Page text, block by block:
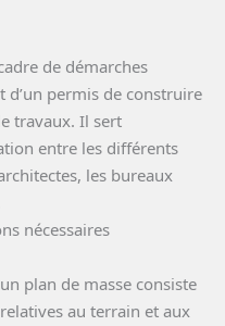
de démarches
permis de construire
travaux. Il sert
entre les différents
les bureaux
nécessaires
plan de masse consiste
au terrain et aux